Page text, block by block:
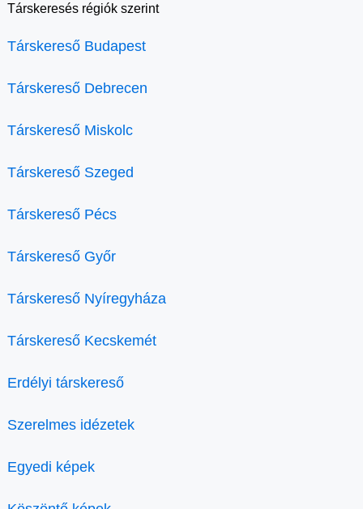
Társkeresés régiók szerint
Társkereső Budapest
Társkereső Debrecen
Társkereső Miskolc
Társkereső Szeged
Társkereső Pécs
Társkereső Győr
Társkereső Nyíregyháza
Társkereső Kecskemét
Erdélyi társkereső
Szerelmes idézetek
Egyedi képek